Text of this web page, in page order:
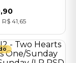
,90
R$ 41 65